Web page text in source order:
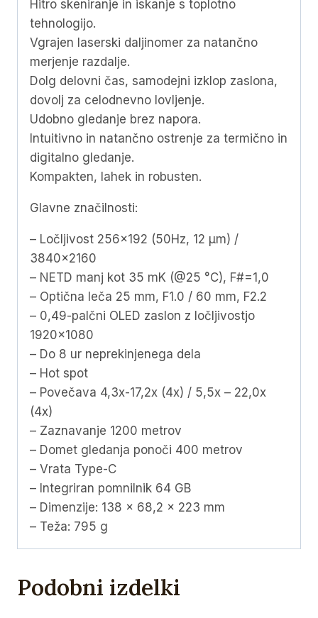
Hitro skeniranje in iskanje s toplotno
tehnologijo.
Vgrajen laserski daljinomer za natančno
merjenje razdalje.
Dolg delovni čas, samodejni izklop zaslona, ​​
dovolj za celodnevno lovljenje.
Udobno gledanje brez napora.
Intuitivno in natančno ostrenje za termično in
digitalno gledanje.
Kompakten, lahek in robusten.
Glavne značilnosti:
– Ločljivost 256×192 (50Hz, 12 μm) /
3840×2160
– NETD manj kot 35 mK (@25 °C), F#=1,0
– Optična leča 25 mm, F1.0 / 60 mm, F2.2
– 0,49-palčni OLED zaslon z ločljivostjo
1920×1080
– Do 8 ur neprekinjenega dela
– Hot spot
– Povečava 4,3x-17,2x (4x) / 5,5x – 22,0x
(4x)
– Zaznavanje 1200 metrov
– Domet gledanja ponoči 400 metrov
– Vrata Type-C
– Integriran pomnilnik 64 GB
– Dimenzije: 138 × 68,2 × 223 mm
– Teža: 795 g
Podobni izdelki